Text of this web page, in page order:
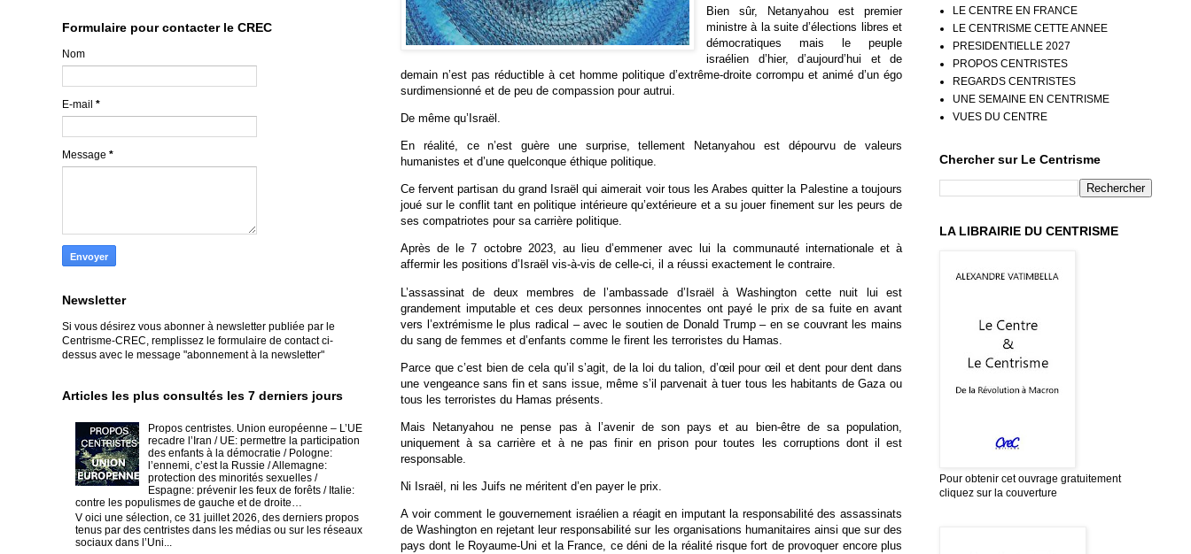
Bien sûr, Netanyahou est premier
ministre à la suite d’élections libres et
démocratiques mais le peuple
israélien d’hier, d’aujourd’hui et de
demain n’est pas réductible à cet homme politique d’extrême-droite corrompu et animé d’un égo
surdimensionné et de peu de compassion pour autrui.
De même qu’Israël.
En réalité, ce n’est guère une surprise, tellement Netanyahou est dépourvu de valeurs
humanistes et d’une quelconque éthique politique.
Ce fervent partisan du grand Israël qui aimerait voir tous les Arabes quitter la Palestine a toujours
joué sur le conflit tant en politique intérieure qu’extérieure et a su jouer finement sur les peurs de
ses compatriotes pour sa carrière politique.
Après de le 7 octobre 2023, au lieu d’emmener avec lui la communauté internationale et à
affermir les positions d’Israël vis-à-vis de celle-ci, il a réussi exactement le contraire.
L’assassinat de deux membres de l’ambassade d’Israël à Washington cette nuit lui est
grandement imputable et ces deux personnes innocentes ont payé le prix de sa fuite en avant
vers l’extrémisme le plus radical – avec le soutien de Donald Trump – en se couvrant les mains
du sang de femmes et d’enfants comme le firent les terroristes du Hamas.
Parce que c’est bien de cela qu’il s’agit, de la loi du talion, d’œil pour œil et dent pour dent dans
une vengeance sans fin et sans issue, même s’il parvenait à tuer tous les habitants de Gaza ou
tous les terroristes du Hamas présents.
Mais Netanyahou ne pense pas à l’avenir de son pays et au bien-être de sa population,
uniquement à sa carrière et à ne pas finir en prison pour toutes les corruptions dont il est
responsable.
Ni Israël, ni les Juifs ne méritent d’en payer le prix.
A voir comment le gouvernement israélien a réagit en imputant la responsabilité des assassinats
de Washington en rejetant leur responsabilité sur les organisations humanitaires ainsi que sur des
pays dont le Royaume-Uni et la France, ce déni de la réalité risque fort de provoquer encore plus
Formulaire pour contacter le CREC
Nom
E-mail *
Message *
Newsletter
Si vous désirez vous abonner à newsletter publiée par le
Centrisme-CREC, remplissez le formulaire de contact ci-
dessus avec le message "abonnement à la newsletter"
Articles les plus consultés les 7 derniers jours
Propos centristes. Union européenne – L’UE
recadre l’Iran / UE: permettre la participation
des enfants à la démocratie / Pologne:
l’ennemi, c’est la Russie / Allemagne:
protection des minorités sexuelles /
Espagne: prévenir les feux de forêts / Italie:
contre les populismes de gauche et de droite…
V oici une sélection, ce 31 juillet 2026, des derniers propos
tenus par des centristes dans les médias ou sur les réseaux
sociaux dans l’Uni...
LE CENTRE EN FRANCE
LE CENTRISME CETTE ANNEE
PRESIDENTIELLE 2027
PROPOS CENTRISTES
REGARDS CENTRISTES
UNE SEMAINE EN CENTRISME
VUES DU CENTRE
Chercher sur Le Centrisme
LA LIBRAIRIE DU CENTRISME
Pour obtenir cet ouvrage gratuitement
cliquez sur la couverture